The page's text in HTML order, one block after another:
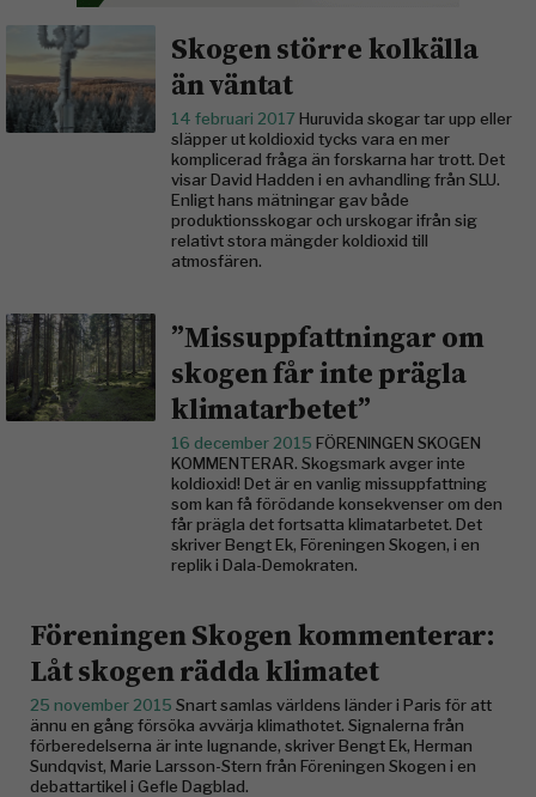
Skogen större kolkälla
än väntat
14 februari 2017 Huruvida skogar tar upp eller
släpper ut koldioxid tycks vara en mer
komplicerad fråga än forskarna har trott. Det
visar David Hadden i en avhandling från SLU.
Enligt hans mätningar gav både
produktionsskogar och urskogar ifrån sig
relativt stora mängder koldioxid till
atmosfären.
”Missuppfattningar om
skogen får inte prägla
klimatarbetet”
16 december 2015 FÖRENINGEN SKOGEN
KOMMENTERAR. Skogsmark avger inte
koldioxid! Det är en vanlig missuppfattning
som kan få förödande konsekvenser om den
får prägla det fortsatta klimatarbetet. Det
skriver Bengt Ek, Föreningen Skogen, i en
replik i Dala-Demokraten.
Föreningen Skogen kommenterar:
Låt skogen rädda klimatet
25 november 2015 Snart samlas världens länder i Paris för att
ännu en gång försöka avvärja klimathotet. Signalerna från
förberedelserna är inte lugnande, skriver Bengt Ek, Herman
Sundqvist, Marie Larsson-Stern från Föreningen Skogen i en
debattartikel i Gefle Dagblad.